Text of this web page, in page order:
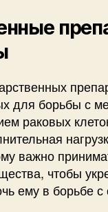
для борьбы с
раковых
важно
чтобы
ему в борьбе